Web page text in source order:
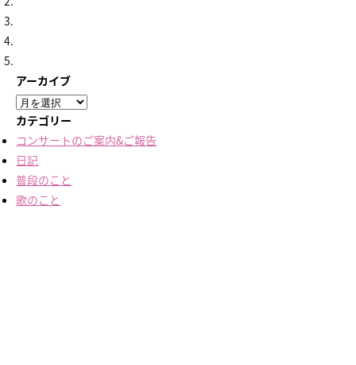
アーカイブ
ア
ー
カ
イ
ブ
カテゴリー
コンサートのご案内&ご報告
日記
普段のこと
歌のこと